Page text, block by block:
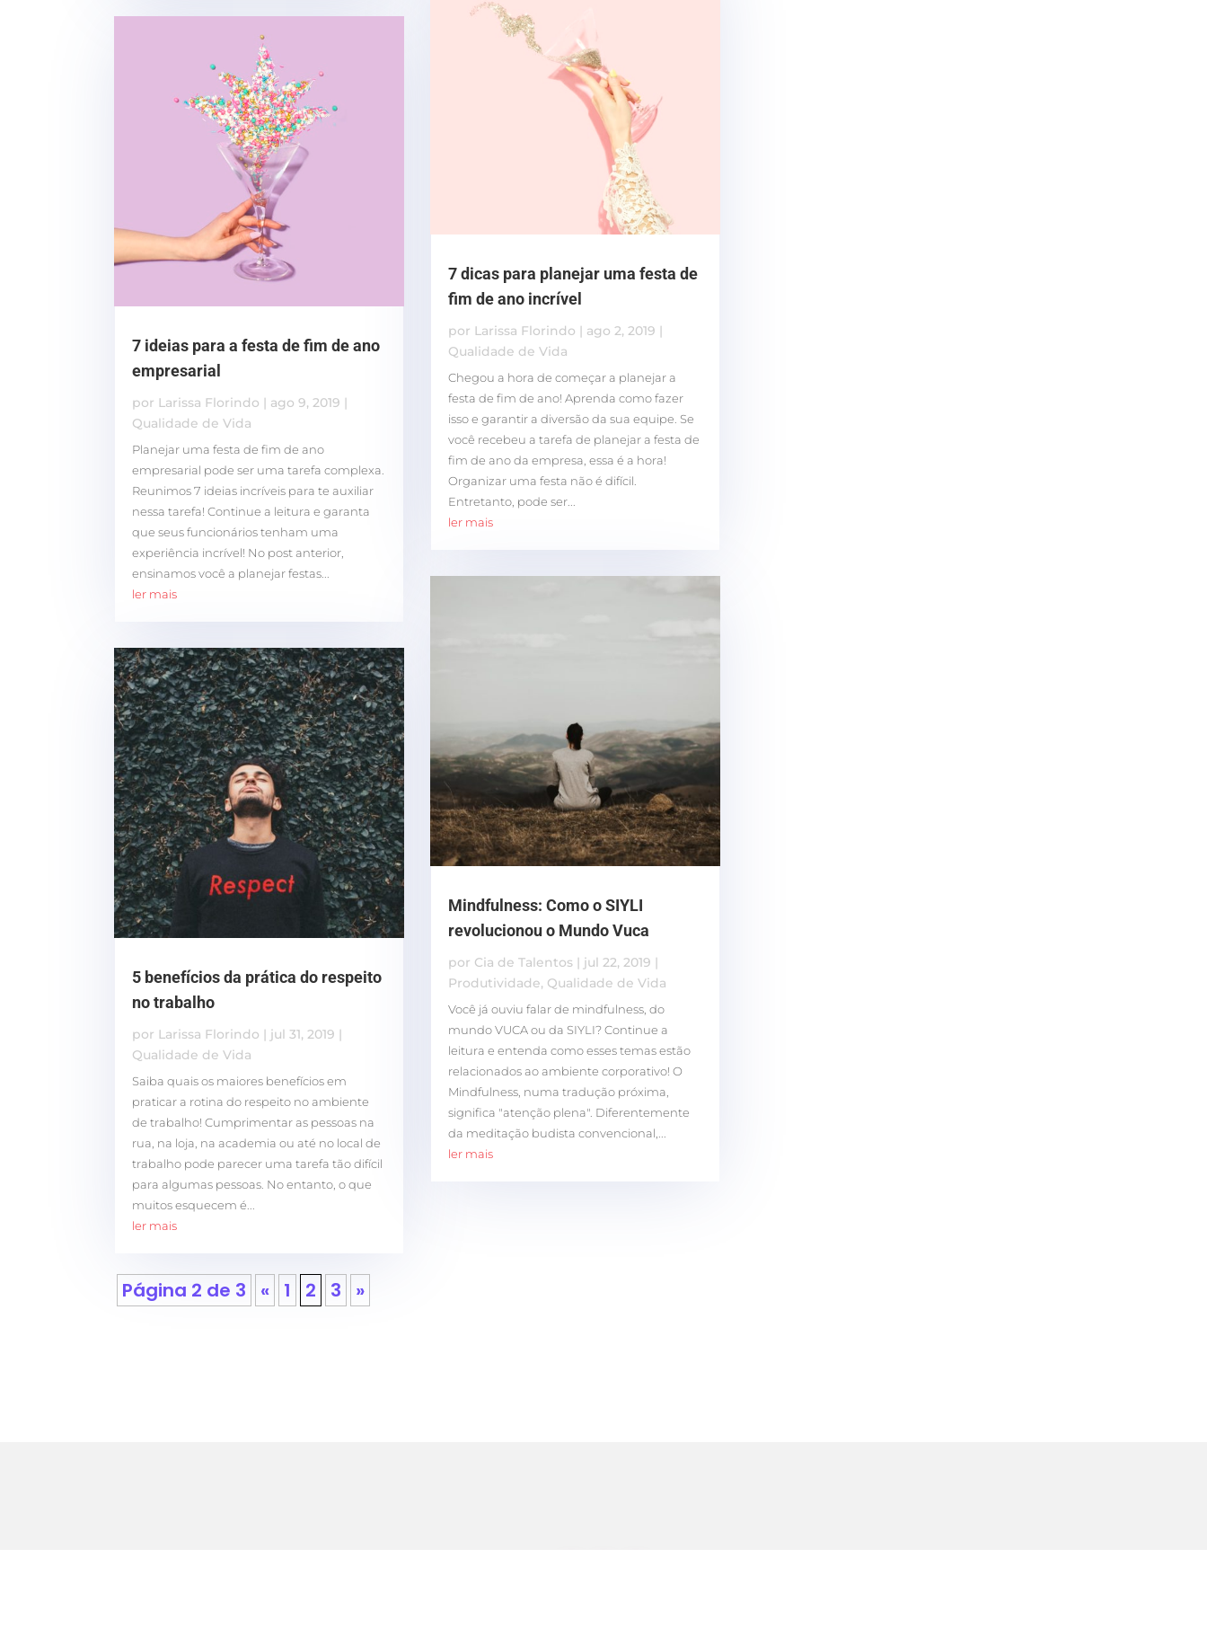
7 ideias para a festa de fim de ano
empresarial
por Larissa Florindo | ago 9, 2019 |
Qualidade de Vida
Planejar uma festa de fim de ano
empresarial pode ser uma tarefa complexa.
Reunimos 7 ideias incríveis para te auxiliar
nessa tarefa! Continue a leitura e garanta
que seus funcionários tenham uma
experiência incrível! No post anterior,
ensinamos você a planejar festas...
ler mais
5 benefícios da prática do respeito
no trabalho
por Larissa Florindo | jul 31, 2019 |
Qualidade de Vida
Saiba quais os maiores benefícios em
praticar a rotina do respeito no ambiente
de trabalho! Cumprimentar as pessoas na
rua, na loja, na academia ou até no local de
trabalho pode parecer uma tarefa tão difícil
para algumas pessoas. No entanto, o que
muitos esquecem é...
ler mais
7 dicas para planejar uma festa de
fim de ano incrível
por Larissa Florindo ago 2, 2019
Qualidade de Vida
Chegou a hora de começar a planejar a
festa de fim de ano! Aprenda como fazer
isso e garantir a diversão da sua equipe. Se
você recebeu a tarefa de planejar a festa de
fim de ano da empresa, essa é a hora!
Organizar uma festa não é difícil.
Entretanto, pode ser...
ler mais
Mindfulness: Como o SIYLI
revolucionou o Mundo Vuca
por Cia de Talentos| jul 22, 2019 |
Produtividade, Qualidade de Vida
Você já ouviu falar de mindfulness, do
mundo VUCA ou da SIYLI? Continue a
leitura e entenda como esses temas estão
relacionados ao ambiente corporativo! O
Mindfulness, numa tradução próxima,
significa "atenção plena". Diferentemente
da meditação budista convencional,...
ler mais
Página 2 de 3 « 1 2 3 »